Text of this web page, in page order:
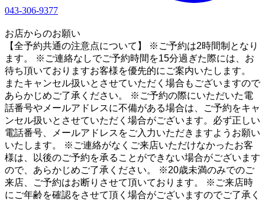
043-306-9377
お店からのお願い
【全予約共通の注意点について】 ※ご予約は2時間制となり
ます。 ※ご連絡なしでご予約時間を15分過ぎた際には、お
待ち頂いておりますお客様を優先的にご案内いたします。
またキャンセル扱いとさせていただく場合もございますので
あらかじめご了承ください。 ※ご予約の際にいただいた電
話番号やメールアドレスに不備がある場合は、ご予約をキャ
ンセル扱いとさせていただく場合がございます。必ず正しい
電話番号、メールアドレスをご入力いただきますようお願い
いたします。 ※ご連絡がなくご来店いただけなかったお客
様は、以後のご予約を承ることができない場合がございます
ので、あらかじめご了承ください。 ※20歳未満のみでのご
来店、ご予約はお断りさせて頂いております。 ※ご来店時
にご年齢を確認をさせて頂く場合がございますのでご了承く